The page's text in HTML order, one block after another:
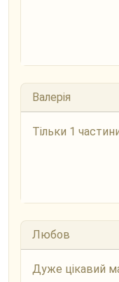
Валерія
Тільки 1
Любов
Дуже цікавий